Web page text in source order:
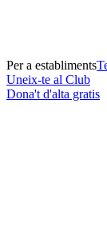
Per a establiments
Uneix-te al Club
Dona't d'alta gratis